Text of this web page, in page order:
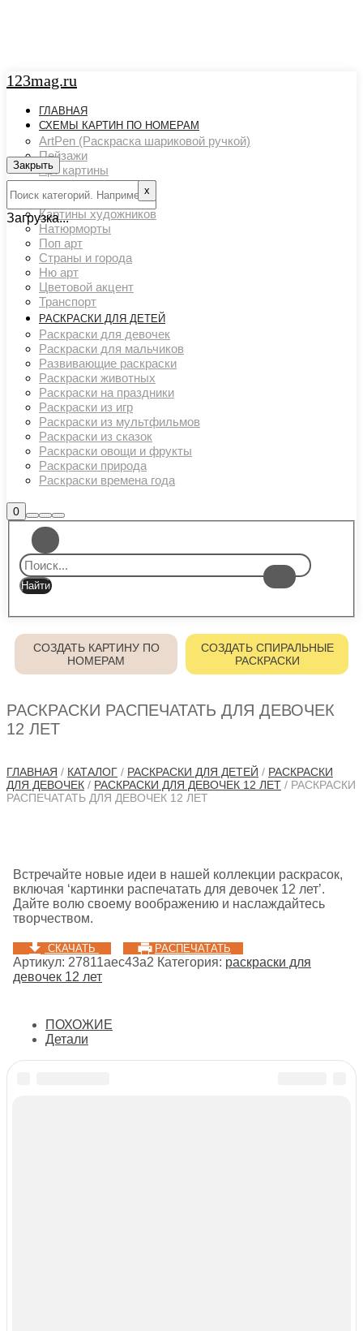
123mag.ru
ГЛАВНАЯ
СХЕМЫ КАРТИН ПО НОМЕРАМ
ArtPen (Раскраска шариковой ручкой)
Пейзажи
Арт картины
Животный мир
Люди
Картины художников
Натюрморты
Поп арт
Страны и города
Ню арт
Цветовой акцент
Транспорт
РАСКРАСКИ ДЛЯ ДЕТЕЙ
Раскраски для девочек
Раскраски для мальчиков
Развивающие раскраски
Раскраски животных
Раскраски на праздники
Раскраски из игр
Раскраски из мультфильмов
Раскраски из сказок
Раскраски овощи и фрукты
Раскраски природа
Раскраски времена года
0Боковая
панель
магазина
Найти
Больше
информации
Главное
меню
СОЗДАТЬ КАРТИНУ ПО
НОМЕРАМ
СОЗДАТЬ СПИРАЛЬНЫЕ
РАСКРАСКИ
РАСКРАСКИ РАСПЕЧАТАТЬ ДЛЯ ДЕВОЧЕК
12 ЛЕТ
ГЛАВНАЯ / КАТАЛОГ / РАСКРАСКИ ДЛЯ ДЕТЕЙ / РАСКРАСКИ
ДЛЯ ДЕВОЧЕК / РАСКРАСКИ ДЛЯ ДЕВОЧЕК 12 ЛЕТ / РАСКРАСКИ
РАСПЕЧАТАТЬ ДЛЯ ДЕВОЧЕК 12 ЛЕТ
Встречайте новые идеи в нашей коллекции раскрасок,
включая ‘картинки распечатать для девочек 12 лет’.
Дайте волю своему воображению и наслаждайтесь
творчеством.
СКАЧАТЬ РАСПЕЧАТАТЬ
Артикул: 27811aec43a2 Категория: раскраски для
девочек 12 лет
ПОХОЖИЕ
Детали
Закрыть
х
Загрузка...